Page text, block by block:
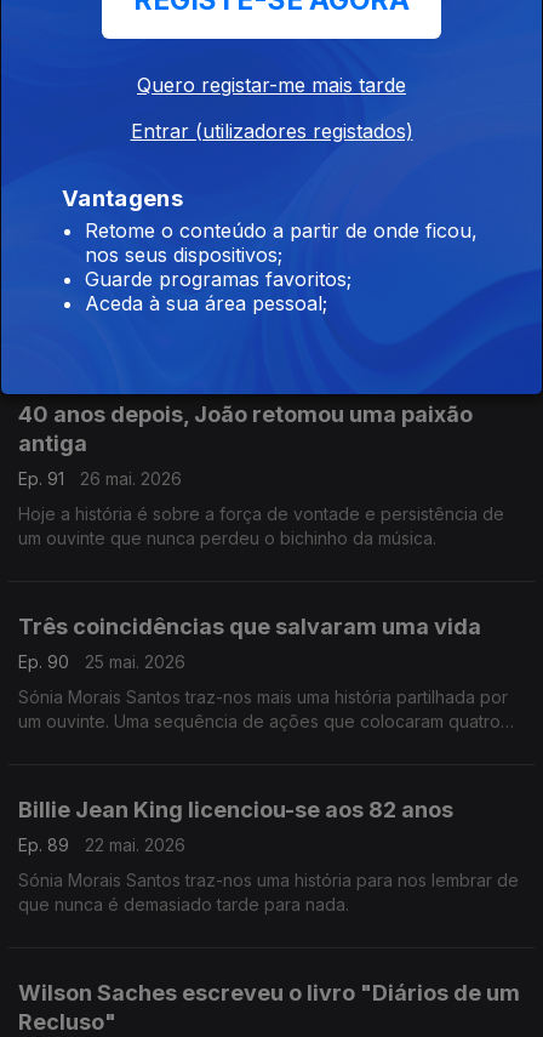
28 mai. 2026
A Sónia Morais Santos hoje traz-nos uma história enviada por
um ouvinte assíduo.
Há milagres na medicina
27 mai. 2026
Hoje, a Sónia Morais Santos traz-nos a história de Kate que
40 anos depois, João retomou uma paixão
antiga
Ep. 91
26 mai. 2026
Hoje a história é sobre a força de vontade e persistência de
um ouvinte que nunca perdeu o bichinho da música.
Três coincidências que salvaram uma vida
Ep. 90
25 mai. 2026
Sónia Morais Santos traz-nos mais uma história partilhada por
um ouvinte. Uma sequência de ações que colocaram quatro
Billie Jean King licenciou-se aos 82 anos
Ep. 89
22 mai. 2026
Sónia Morais Santos traz-nos uma história para nos lembrar de
que nunca é demasiado tarde para nada.
Wilson Saches escreveu o livro "Diários de um
Recluso"
Quero registar-me mais tarde
Entrar (utilizadores registados)
Vantagens
Retome o conteúdo a partir de onde ficou,
nos seus dispositivos;
Guarde programas favoritos;
Aceda à sua área pessoal;